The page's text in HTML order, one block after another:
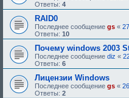
:
Ответы: 4
RAID0
Последнее сообщение gs «
Ответы: 10
Почему windows 2003
Последнее сообщение diz «
Ответы: 6
Лицензии Windows
Последнее сообщение gs «
Ответы: 2